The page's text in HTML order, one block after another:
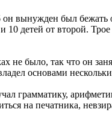
вынужден был бежать
детей от второй.
было, так что он
основами
грамматику,
на печатника,